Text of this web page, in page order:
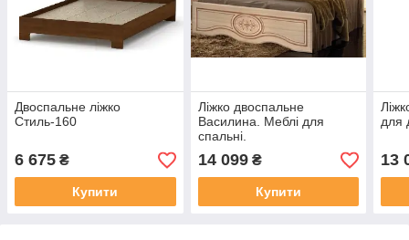
Двоспальне ліжко
Стиль-160
6 675 ₴
Купити
Ліжко двоспальне
Василина. Меблі для
спальні.
14 099₴
Купити
для
13